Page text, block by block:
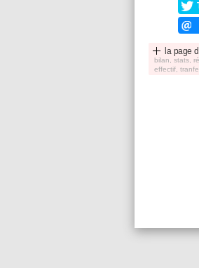
la page
bilan, stats,
effectif,